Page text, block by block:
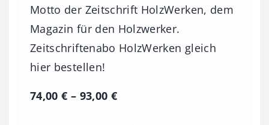
Motto der Zeitschrift HolzWerken, dem
Magazin für den Holzwerker.
Zeitschriftenabo HolzWerken gleich
hier bestellen!
74,00€ – 93,00 €P